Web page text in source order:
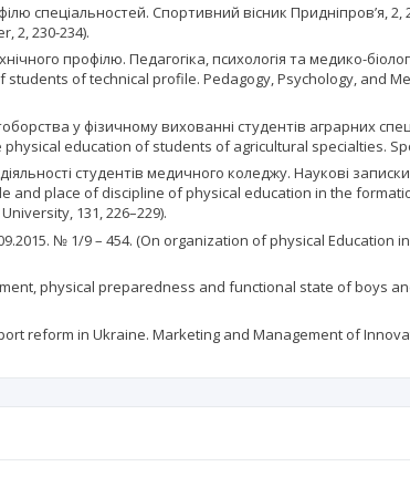
спеціальностей. Спортивний вісник Придніпров’я, 2,
2, 230-234).
профілю. Педагогіка, психологія та медико-
of technical profile. Pedagogy, Psychology, and
у фізичному вихованні студентів аграрних
education of students of agricultural specialties.
студентів медичного коледжу. Наукові
and place of discipline of physical education in the
131, 226–229).
№ 1/9 – 454. (On organization of physical
physical preparedness and functional state of boys
reform in Ukraine. Marketing and Management of